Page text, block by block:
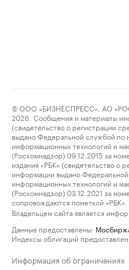
© ООО «БИЗНЕСПРЕСС», АО
2026. Сообщения и материалы
(свидетельство о регистрации
выдано Федеральной службой по
информационных технологий и
(Роскомнадзор) 09.12.2015 за
издания «РБК» (свидетельство о
информации выдано
информационных технологий и
(Роскомнадзор) 03.12.2021 за
сопровождаются пометкой «РБК».
Владельцем сайта является
Данные предоставлены:
Индексы облигаций
Информация об ограничениях